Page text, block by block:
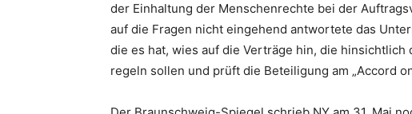
der Einhaltung der Menschenrechte bei der
auf die Fragen nicht eingehend antwortete das
die es hat, wies auf die Verträge hin, die
regeln sollen und prüft die Beteiligung am „Accord